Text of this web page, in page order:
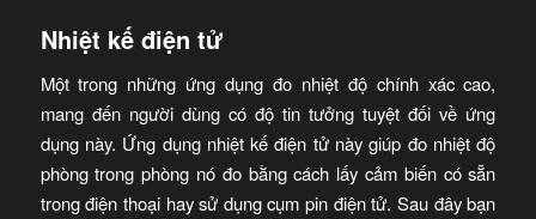
Nhiệt kế điện tử
Một trong những ứng dụng đo nhiệt độ chính xác cao,
mang đến người dùng có độ tin tưởng tuyệt đối về ứng
dụng này. Ứng dụng nhiệt kế điện tử này giúp đo nhiệt độ
phòng trong phòng nó đo bằng cách lấy cảm biến có sẵn
trong điện thoại hay sử dụng cụm pin điện tử. Sau đây bạn